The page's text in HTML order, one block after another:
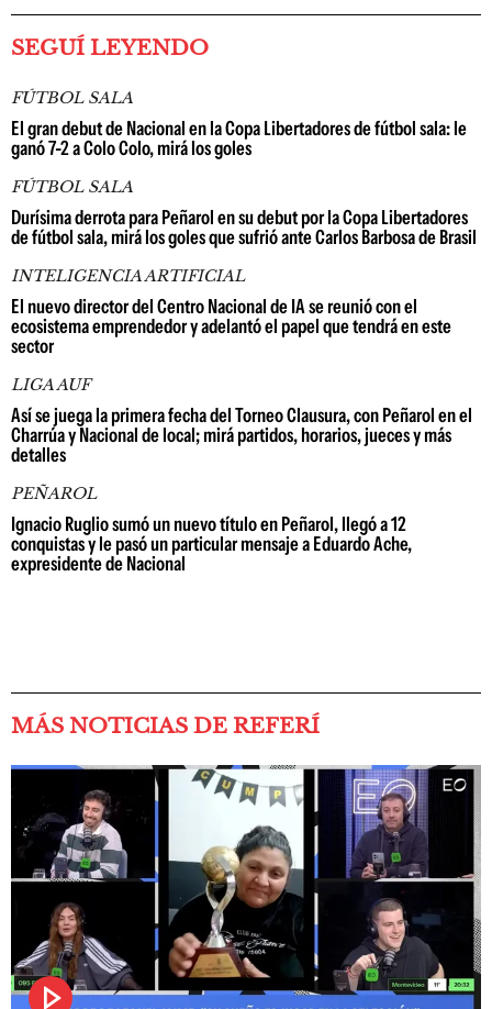
SEGUÍ LEYENDO
FÚTBOL SALA
El gran debut de Nacional en la Copa Libertadores de fútbol sala: le
ganó 7-2 a Colo Colo, mirá los goles
FÚTBOL SALA
Durísima derrota para Peñarol en su debut por la Copa Libertadores
de fútbol sala, mirá los goles que sufrió ante Carlos Barbosa de Brasil
INTELIGENCIA ARTIFICIAL
El nuevo director del Centro Nacional de IA se reunió con el
ecosistema emprendedor y adelantó el papel que tendrá en este
sector
LIGA AUF
Así se juega la primera fecha del Torneo Clausura, con Peñarol en el
Charrúa y Nacional de local; mirá partidos, horarios, jueces y más
detalles
PEÑAROL
Ignacio Ruglio sumó un nuevo título en Peñarol, llegó a 12
conquistas y le pasó un particular mensaje a Eduardo Ache,
expresidente de Nacional
MÁS NOTICIAS DE REFERÍ